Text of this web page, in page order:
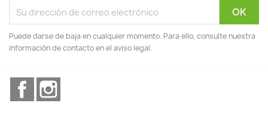
Puede darse de baja en cualquier momento. Para ello, consulte nuestra
información de contacto en el aviso legal.
Facebook